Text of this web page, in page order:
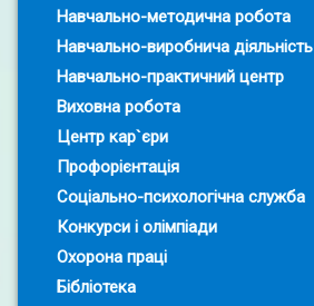
Навчально-методична робота
Навчально-виробнича діяльність
Навчально-практичний центр
Виховна робота
Центр кар`єри
Профорієнтація
Соціально-психологічна служба
Конкурси і олімпіади
Охорона праці
Бібліотека